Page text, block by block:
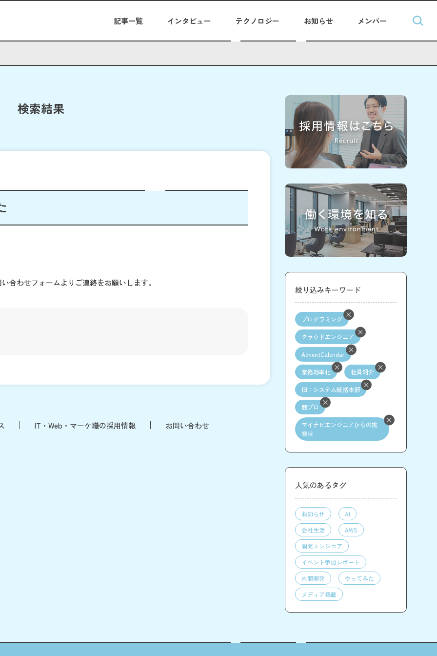
記事一覧 インタビュー テクノロジー お知らせ メンバー
検索結果
合わせフォームよりご連絡をお願いします。
IT・Web・マーケ職の採用情報 お問い合わせ
絞り込みキーワード
プログラミング
クラウドエンジニア
AdventCalendar
業務効率化 社員紹介
旧：システム統括本部
競プロ
マイナビエンジニアからの挑
戦状
人気のあるタグ
お知らせ
AI
会社生活
AWS
開発エンジニア
イベント参加レポート
内製開発
やってみた
メディア掲載